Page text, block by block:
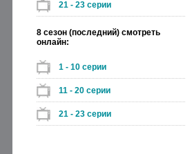
21 - 23 серии
8 сезон (последний) смотреть
онлайн:
1 - 10 серии
11 - 20 серии
21 - 23 серии